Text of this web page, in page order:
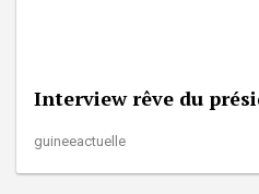
Interview rêve du
guineeactuelle